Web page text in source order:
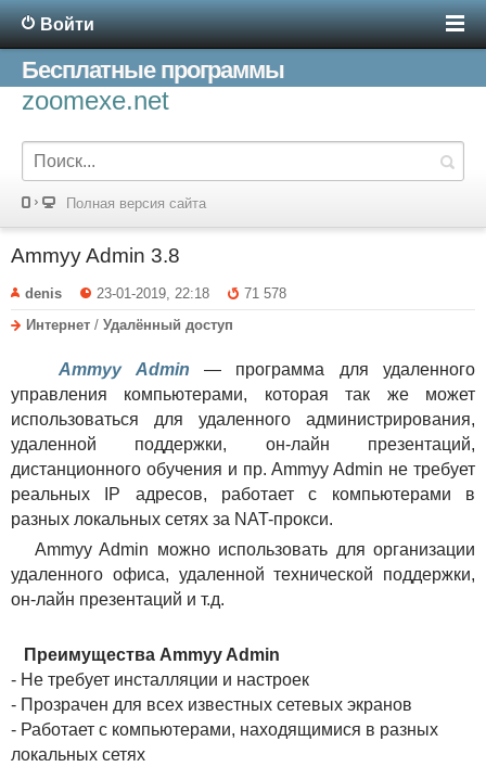
Войти
Бесплатные программы
zoomexe.net
Полная версия сайта
Ammyy Admin 3.8
denis 23-01-2019, 22:18
71 578
Интернет / Удалённый доступ
Ammyy Admin — программа для удаленного
управления компьютерами, которая так же может
использоваться для удаленного администрирования,
удаленной поддержки, он-лайн презентаций,
дистанционного обучения и пр. Ammyy Admin не требует
реальных IP адресов, работает с компьютерами в
разных локальных сетях за NAT-прокси.
Ammyy Admin можно использовать для организации
удаленного офиса, удаленной технической поддержки,
он-лайн презентаций и т.д.
Преимущества Ammyy Admin
- Не требует инсталляции и настроек
- Прозрачен для всех известных сетевых экранов
- Работает с компьютерами, находящимися в разных
локальных сетях